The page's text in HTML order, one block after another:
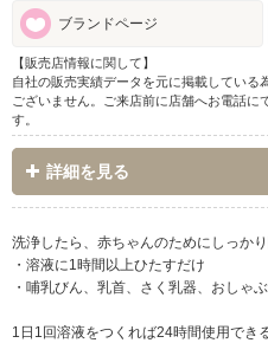
ブランドページ
【販売店情報に関して】
自社の販売実績データを元に掲載している
ございません。ご来店前に店舗へお電話に
す。
詳細を見る
洗浄したら、赤ちゃんのためにしっかり
・溶液に1時間以上ひたすだけ
・哺乳びん、乳首、さく乳器、おしゃ
1日1回溶液をつくれば24時間使用でき